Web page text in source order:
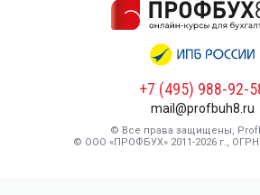
+7 (495) 988-92-
mail@profbuh8.ru
© Все права защищены,
© ООО «ПРОФБУХ» 2011-2026 г., ОГРН